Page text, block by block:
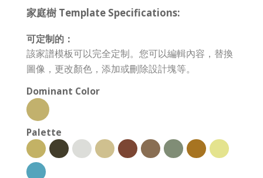
家庭樹 Template Specifications:
可定制的：
該家譜模板可以完全定制。您可以編輯內容，替換
圖像，更改顏色，添加或刪除設計塊等。
Dominant Color
Palette